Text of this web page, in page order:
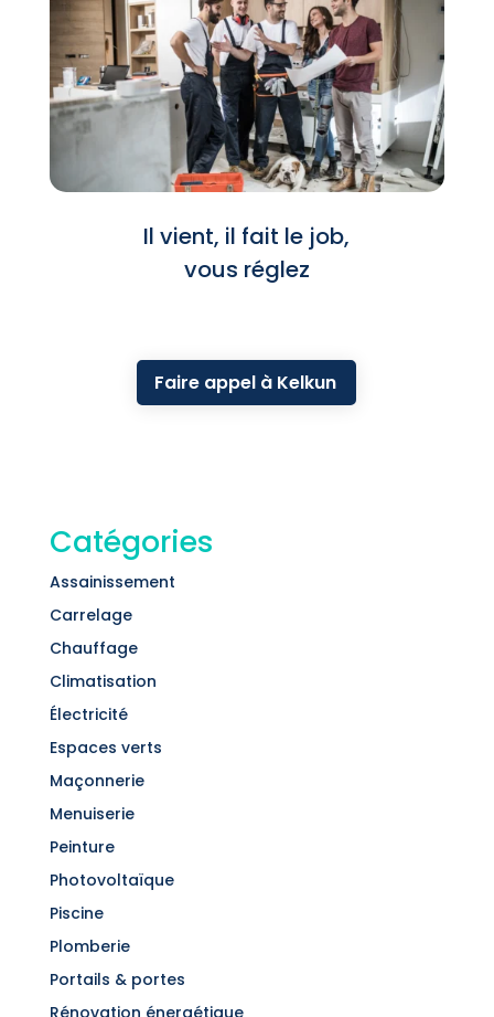
Il vient, il fait le job,
vous réglez
Faire appel à Kelkun
Catégories
Assainissement
Carrelage
Chauffage
Climatisation
Électricité
Espaces verts
Maçonnerie
Menuiserie
Peinture
Photovoltaïque
Piscine
Plomberie
Portails & portes
Rénovation énergétique